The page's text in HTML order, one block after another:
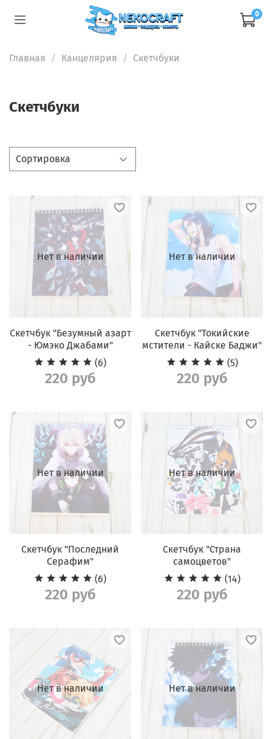
0
Главная Канцелярия Скетчбуки
Скетчбуки
Нет в наличии
Скетчбук "Безумный азарт
- Юмэко Джабами"
(6)
220 руб
Нет в наличии
Скетчбук "Токийские
мстители - Кайске Баджи"
(5)
220 руб
Нет в наличии
Скетчбук "Последний
Серафим"
(6)
220 руб
Нет в наличии
Скетчбук "Страна
самоцветов"
(14)
220 руб
Нет в наличии Нет в наличии